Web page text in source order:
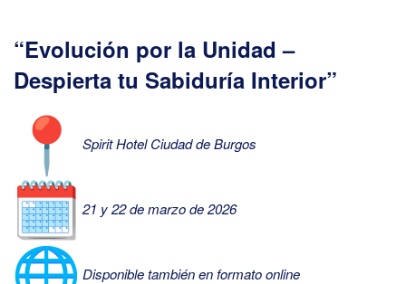
“Evolución por la Unidad –
Despierta tu Sabiduría Interior”
Spirit Hotel Ciudad de Burgos
21 y 22 de marzo de 2026
Disponible también en formato online